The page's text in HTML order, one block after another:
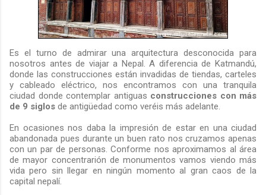
Es el turno de admirar una arquitectura desconocida para
nosotros antes de viajar a Nepal. A diferencia de Katmandú,
donde las construcciones están invadidas de tiendas, carteles
y cableado eléctrico, nos encontramos con una tranquila
ciudad donde contemplar antiguas construcciones con más
de 9 siglos de antigüedad como veréis más adelante.
En ocasiones nos daba la impresión de estar en una ciudad
abandonada pues durante un buen rato nos cruzamos apenas
con un par de personas. Conforme nos aproximamos al área
de mayor concentrarión de monumentos vamos viendo más
vida pero sin llegar en ningún momento al gran caos de la
capital nepalí.